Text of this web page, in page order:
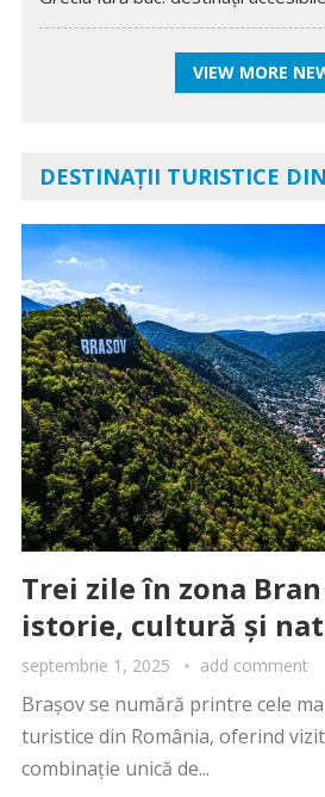
VIEW MORE
DESTINAȚII TURISTICE
Trei zile în zona Bran
istorie, cultură și
septembrie 1, 2025 add comment
Brașov se numără printre cele
turistice din România, oferind
combinație unică de...